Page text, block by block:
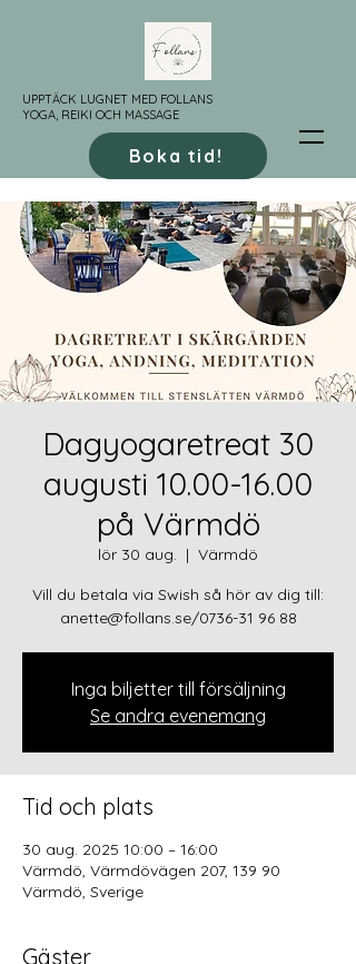
UPPTÄCK LUGNET MED FOLLANS
YOGA, REIKI OCH MASSAGE
Boka tid!
Dagyogaretreat 30
augusti 10.00-16.00
på Värmdö
lör 30 aug.
  |
Värmdö
Vill du betala via Swish så hör av dig till:
anette@follans.se/0736-31 96 88
Inga biljetter till försäljning
Se andra evenemang
Tid och plats
30 aug. 2025 10:00 – 16:00
Värmdö, Värmdövägen 207, 139 90
Värmdö, Sverige
Gäster